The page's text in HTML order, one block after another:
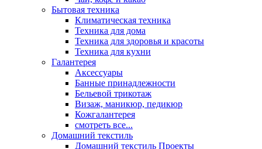
Бытовая техника
Климатическая техника
Техника для дома
Техника для здоровья и красоты
Техника для кухни
Галантерея
Аксессуары
Банные принадлежности
Бельевой трикотаж
Визаж, маникюр, педикюр
Кожгалантерея
смотреть все...
Домашний текстиль
Домашний текстиль Проекты